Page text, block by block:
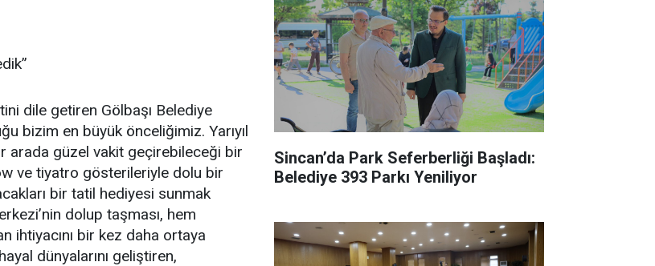
dile getiren Gölbaşı Belediye
bizim en büyük önceliğimiz. Yarıyıl
arada güzel vakit geçirebileceği bir
ve tiyatro gösterileriyle dolu bir
bir tatil hediyesi sunmak
dolup taşması, hem
ihtiyacını bir kez daha ortaya
dünyalarını geliştiren,
Sincan’da Park Seferberliği Başladı:
Belediye 393 Parkı Yeniliyor